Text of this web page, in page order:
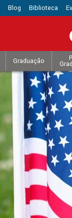
Blog Biblioteca
Graduação